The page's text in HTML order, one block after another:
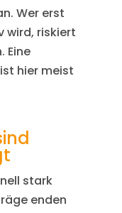
Wer erst
wird, riskiert
Eine
hier meist
stark
enden